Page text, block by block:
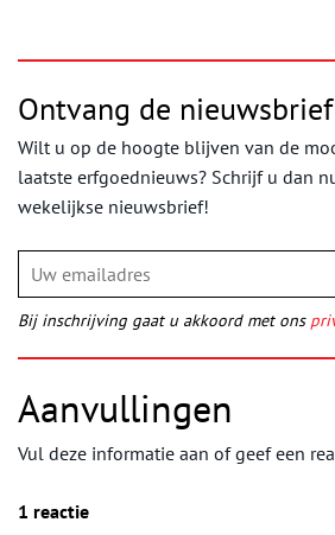
Ontvang de nieuwsbrief
Wilt u op de hoogte blijven van de
laatste erfgoednieuws? Schrijf u dan
wekelijkse nieuwsbrief!
Bij inschrijving gaat u akkoord met ons
Aanvullingen
Vul deze informatie aan of geef een
1 reactie